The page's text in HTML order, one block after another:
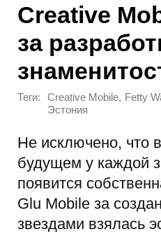
Creative
за
Теги: Creative Mobile, Fetty
Эстония
Не исключено, что
будущем у каждой
появится
Glu Mobile за
звездами взялась